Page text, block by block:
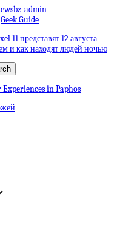
admin
Geek Guide
11 представят 12 августа
и как находят людей ночью
in Paphos